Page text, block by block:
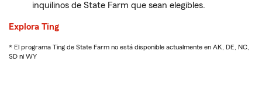
inquilinos de State Farm que sean elegibles.
Explora Ting
* El programa Ting de State Farm no está disponible actualmente en AK, DE, NC,
SD ni WY